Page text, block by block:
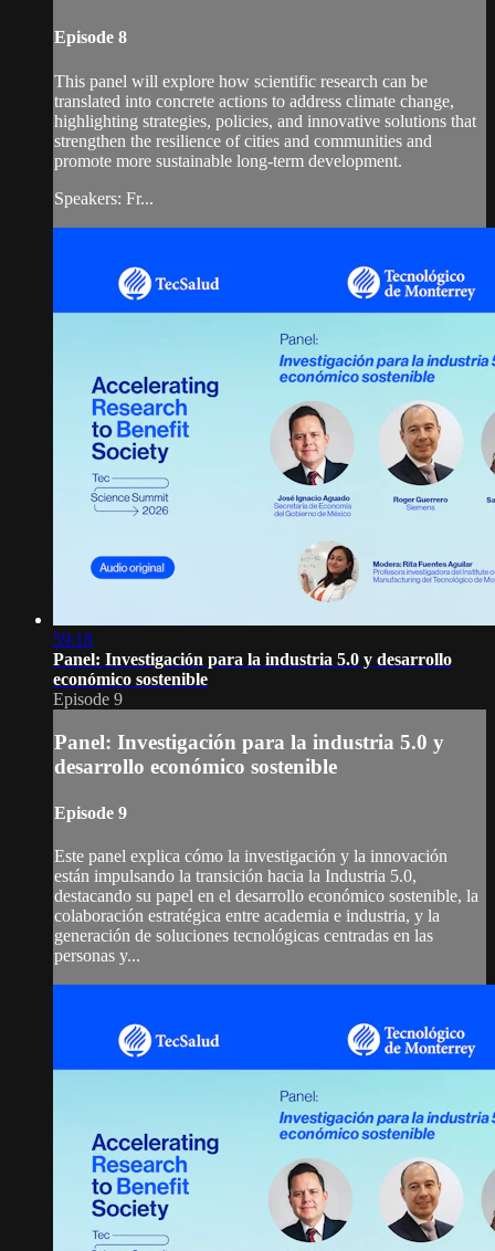
Episode 8
This panel will explore how scientific research can be
translated into concrete actions to address climate change,
highlighting strategies, policies, and innovative solutions that
strengthen the resilience of cities and communities and
promote more sustainable long-term development.
Speakers: Fr...
59:18
Panel: Investigación para la industria 5.0 y desarrollo
económico sostenible
Episode 9
Panel: Investigación para la industria 5.0 y
desarrollo económico sostenible
Episode 9
Este panel explica cómo la investigación y la innovación
están impulsando la transición hacia la Industria 5.0,
destacando su papel en el desarrollo económico sostenible, la
colaboración estratégica entre academia e industria, y la
generación de soluciones tecnológicas centradas en las
personas y...